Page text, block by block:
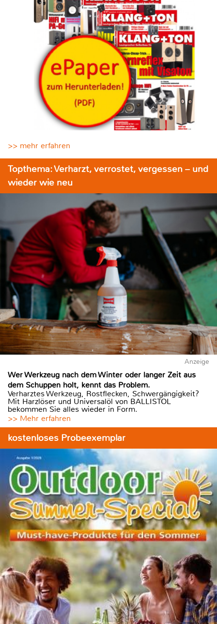
>> mehr erfahren
Topthema: Verharzt, verrostet, vergessen – und
wieder wie neu
Anzeige
Wer Werkzeug nach dem Winter oder langer Zeit aus
dem Schuppen holt, kennt das Problem.
Verharztes Werkzeug, Rostflecken, Schwergängigkeit?
Mit Harzlöser und Universalöl von BALLISTOL
bekommen Sie alles wieder in Form.
>> Mehr erfahren
kostenloses Probeexemplar